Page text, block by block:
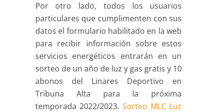
Por otro lado, todos los usuarios
particulares que cumplimenten con sus
datos el formulario habilitado en la web
para recibir información sobre estos
servicios energéticos entrarán en un
sorteo de un año de luz y gas gratis y 10
abonos del Linares Deportivo en
Tribuna Alta para la próxima
temporada 2022/2023. Sorteo MLC Luz